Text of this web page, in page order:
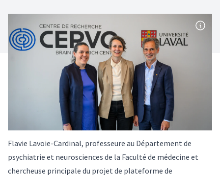
Flavie Lavoie-Cardinal, professeure au Département de
psychiatrie et neurosciences de la Faculté de médecine et
chercheuse principale du projet de plateforme de